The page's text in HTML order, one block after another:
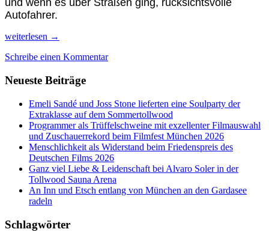
und wenn es über Straßen ging, rücksichtsvolle
Autofahrer.
Radel-
de
auf
Euro
Schloss
Digoine
weiterlesen →
Schreibe einen Kommentar
Neueste Beiträge
Emeli Sandé und Joss Stone lieferten eine Soulparty der
Extraklasse auf dem Sommertollwood
Programmer als Trüffelschweine mit exzellenter Filmauswahl
und Zuschauerrekord beim Filmfest München 2026
Menschlichkeit als Widerstand beim Friedenspreis des
Deutschen Films 2026
Ganz viel Liebe & Leidenschaft bei Alvaro Soler in der
Tollwood Sauna Arena
An Inn und Etsch entlang von München an den Gardasee
radeln
Schlagwörter